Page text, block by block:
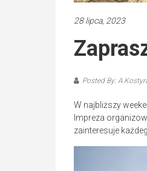
28 lipca, 2023
Posted By:
W najbliższy
Impreza
zainteresuje